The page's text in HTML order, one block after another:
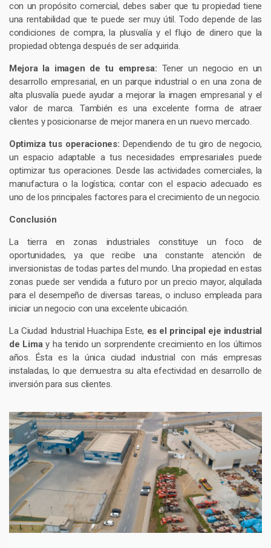
con un propósito comercial, debes saber que tu propiedad tiene
una rentabilidad que te puede ser muy útil. Todo depende de las
condiciones de compra, la plusvalía y el flujo de dinero que la
propiedad obtenga después de ser adquirida.
Mejora la imagen de tu empresa: Tener un negocio en un
desarrollo empresarial, en un parque industrial o en una zona de
alta plusvalía puede ayudar a mejorar la imagen empresarial y el
valor de marca. También es una excelente forma de atraer
clientes y posicionarse de mejor manera en un nuevo mercado.
Optimiza tus operaciones: Dependiendo de tu giro de negocio,
un espacio adaptable a tus necesidades empresariales puede
optimizar tus operaciones. Desde las actividades comerciales, la
manufactura o la logística; contar con el espacio adecuado es
uno de los principales factores para el crecimiento de un negocio.
Conclusión
La tierra en zonas industriales constituye un foco de
oportunidades, ya que recibe una constante atención de
inversionistas de todas partes del mundo. Una propiedad en estas
zonas puede ser vendida a futuro por un precio mayor, alquilada
para el desempeño de diversas tareas, o incluso empleada para
iniciar un negocio con una excelente ubicación.
La Ciudad Industrial Huachipa Este, es el principal eje industrial
de Limay ha tenido un sorprendente crecimiento en los últimos
años. Ésta es la única ciudad industrial con más empresas
instaladas, lo que demuestra su alta efectividad en desarrollo de
inversión para sus clientes.